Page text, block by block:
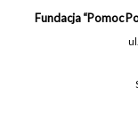
Fundacja “Pomoc